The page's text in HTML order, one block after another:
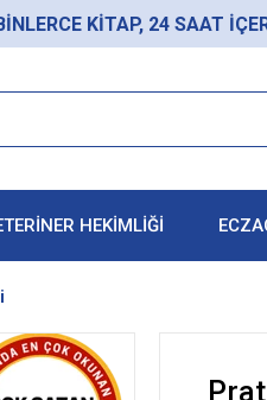
KİTAP, 24 SAAT
HEKİMLİĞİ